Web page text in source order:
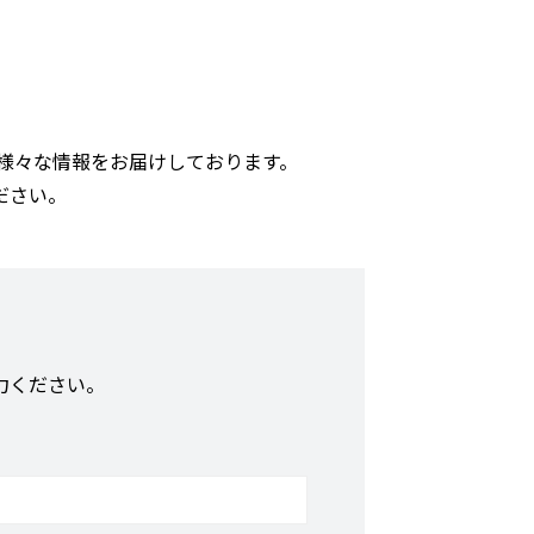
な情報をお届けしております。
い。
ださい。